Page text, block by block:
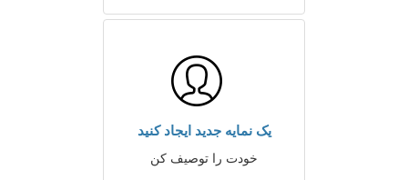
یک نمایه جدید ایجاد کنید
خودت را توصیف کن